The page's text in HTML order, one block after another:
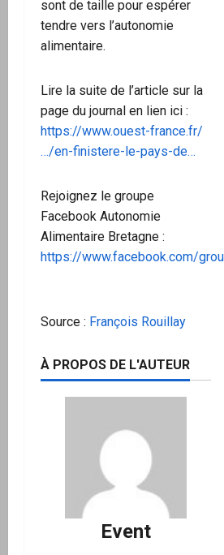
sont de taille pour espérer
tendre vers l’autonomie
alimentaire.
Lire la suite de l’article sur la
page du journal en lien ici :
https://www.ouest-france.fr/
…/en-finistere-le-pays-de…
Rejoignez le groupe
Facebook Autonomie
Alimentaire Bretagne :
https://www.facebook.com/
Source : François Rouillay
À PROPOS DE L'AUTEUR
Event